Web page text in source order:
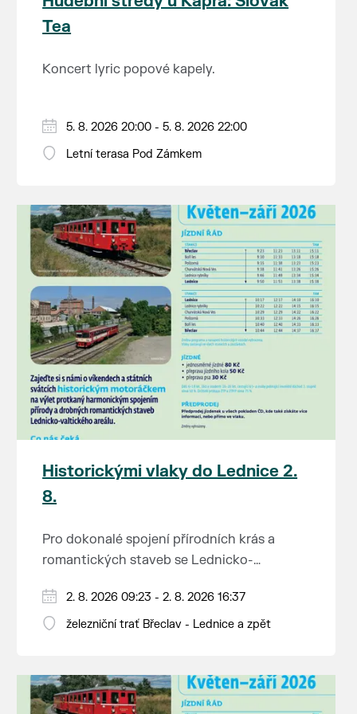
17:30 - 19:30 Výměna skupin - skupina C, D
- Volejbal - skupina A, B - Badminton
Tea
Koncert lyric popové kapely.
5. 8. 2026 20:00 - 5. 8. 2026 22:00
Letní terasa Pod Zámkem
Historickými vlaky do Lednice 2.
8.
Pro dokonalé spojení přírodních krás a
romantických staveb se Lednicko-
Na výlet do této malebné krajiny na jihu
Moravy se vydejte stylově – historickým
Od 1. května do 28. září vás o víkendech a
svátcích mezi Břeclaví a Lednicí sveze
břeclavského nádraží v 9:23, 11:23, 13:11 a
15:11 hod. a z Lednice se vydá na zpáteční
2. 8. 2026 09:23 - 2. 8. 2026 16:37
železniční trať Břeclav - Lednice a zpět